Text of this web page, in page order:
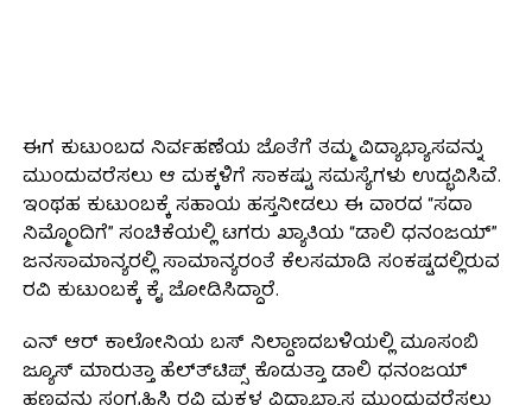
ಈಗ ಕುಟುಂಬದ ನಿರ್ವಹಣೆಯ ಜೊತೆಗೆ ತಮ್ಮ ವಿದ್ಯಾಭ್ಯಾಸವನ್ನು
ಮುಂದುವರೆಸಲು ಆ ಮಕ್ಕಳಿಗೆ ಸಾಕಷ್ಟು ಸಮಸ್ಯೆಗಳು ಉದ್ಭವಿಸಿವೆ.
ಇಂಥಹ ಕುಟುಂಬಕ್ಕೆ ಸಹಾಯ ಹಸ್ತನೀಡಲು ಈ ವಾರದ “ಸದಾ
ನಿಮ್ಮೊಂದಿಗೆ” ಸಂಚಿಕೆಯಲ್ಲಿ ಟಗರು ಖ್ಯಾತಿಯ “ಡಾಲಿ ಧನಂಜಯ್”
ಜನಸಾಮಾನ್ಯರಲ್ಲಿ ಸಾಮಾನ್ಯರಂತೆ ಕೆಲಸಮಾಡಿ ಸಂಕಷ್ಟದಲ್ಲಿರುವ
ರವಿ ಕುಟುಂಬಕ್ಕೆ ಕೈ ಜೋಡಿಸಿದ್ದಾರೆ.
ಎನ್ ಆರ್ ಕಾಲೋನಿಯ ಬಸ್ ನಿಲ್ದಾಣದಬಳಿಯಲ್ಲಿ ಮೂಸಂಬಿ
ಜ್ಯೂಸ್ ಮಾರುತ್ತಾ ಹೆಲ್ತ್‍ಟಿಪ್ಸ್ ಕೊಡುತ್ತಾ ಡಾಲಿ ಧನಂಜಯ್